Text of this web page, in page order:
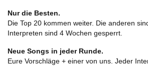
Nur die Besten.
Die Top 20 kommen weiter. Die anderen
Interpreten sind 4 Wochen gesperrt.
Neue Songs in jeder Runde.
Eure Vorschläge + einer von uns. Jeder